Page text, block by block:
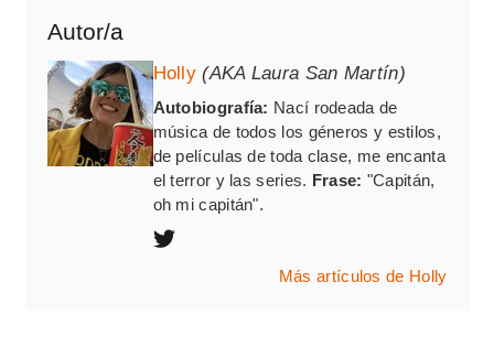
Autor/a
Holly (AKA Laura San Martín)
Autobiografía: Nací rodeada de
música de todos los géneros y estilos,
de películas de toda clase, me encanta
el terror y las series. Frase: "Capitán,
oh mi capitán".
Más artículos de Holly